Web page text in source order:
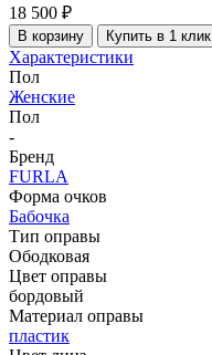
18 500 ₽
В корзину Купить в 1 клик
Характеристики
Пол
Женские
Пол
-
Бренд
FURLA
Форма очков
Бабочка
Тип оправы
Ободковая
Цвет оправы
бордовый
Материал оправы
пластик